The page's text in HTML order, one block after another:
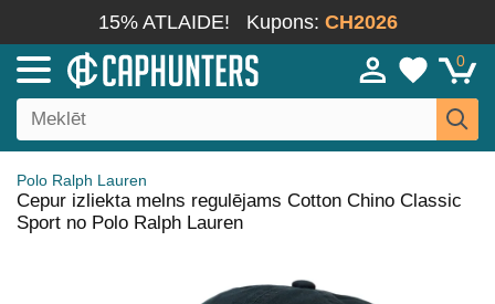
15% ATLAIDE! Kupons: CH2026
0
Polo Ralph Lauren
Cepur izliekta melns regulējams Cotton Chino Classic
Sport no Polo Ralph Lauren